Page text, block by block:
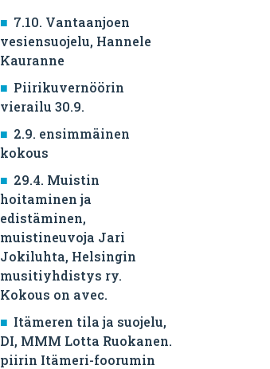
7.10. Vantaanjoen
vesiensuojelu, Hannele
Kauranne
Piirikuvernöörin
vierailu 30.9.
2.9. ensimmäinen
kokous
29.4. Muistin
hoitaminen ja
edistäminen,
muistineuvoja Jari
Jokiluhta, Helsingin
musitiyhdistys ry.
Kokous on avec.
Itämeren tila ja suojelu,
DI, MMM Lotta Ruokanen.
piirin Itämeri-foorumin